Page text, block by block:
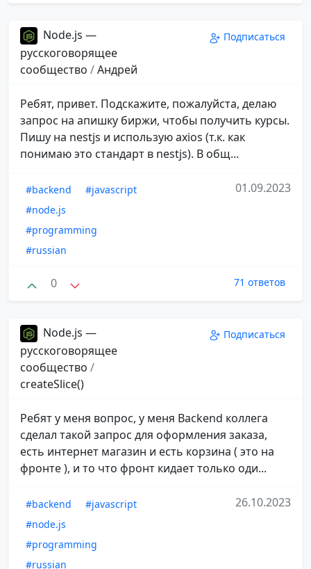
Node.js —
русскоговорящее
сообщество /Андрей
Подписаться
Ребят, привет. Подскажите, пожалуйста, делаю
запрос на апишку биржи, чтобы получить курсы.
Пишу на nestjs и использую axios (т.к. как
понимаю это стандарт в nestjs). В общ...
#backend
#javascript
#node.js
#programming
#russian
01.09.2023
0 71 ответов
Node.js —
русскоговорящее
сообщество /
createSlice()
Подписаться
Ребят у меня вопрос, у меня Backend коллега
сделал такой запрос для оформления заказа,
есть интернет магазин и есть корзина ( это на
фронте ), и то что фронт кидает только оди...
#backend
#javascript
#node.js
#programming
#russian
26.10.2023